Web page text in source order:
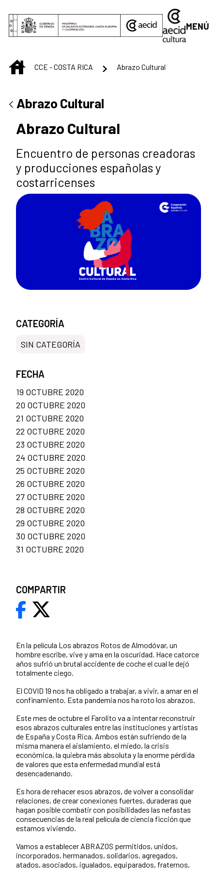
MENÚ
INICIO
CCE - COSTA RICA Abrazo Cultural
Abrazo Cultural
Abrazo Cultural
Encuentro de personas creadoras
y producciones españolas y
costarricenses
En la película Los abrazos Rotos de Almodóvar, un
hombre escribe, vive y ama en la oscuridad. Hace catorce
años sufrió un brutal accidente de coche el cual le dejó
totalmente ciego.
El COVID 19 nos ha obligado a trabajar, a vivir, a amar en el
confinamiento. Esta pandemia nos ha roto los abrazos.
Este mes de octubre el Farolito va a intentar reconstruir
esos abrazos culturales entre las instituciones y artistas
de España y Costa Rica. Ambos están sufriendo de la
misma manera el aislamiento, el miedo, la crisis
económica, la quiebra más absoluta y la enorme pérdida
de valores que esta enfermedad mundial está
desencadenando.
Es hora de rehacer esos abrazos, de volver a consolidar
relaciones, de crear conexiones fuertes, duraderas que
hagan posible combatir con posibilidades las nefastas
consecuencias de la real película de ciencia ficción que
estamos viviendo.
Vamos a establecer ABRAZOS permitidos, unidos,
incorporados, hermanados, solidarios, agregados,
atados, asociados, igualados, equiparados, fraternos,
CATEGORÍA
SIN CATEGORÍA
FECHA
19 OCTUBRE 2020
20 OCTUBRE 2020
21 OCTUBRE 2020
22 OCTUBRE 2020
23 OCTUBRE 2020
24 OCTUBRE 2020
25 OCTUBRE 2020
26 OCTUBRE 2020
27 OCTUBRE 2020
28 OCTUBRE 2020
29 OCTUBRE 2020
30 OCTUBRE 2020
31 OCTUBRE 2020
COMPARTIR